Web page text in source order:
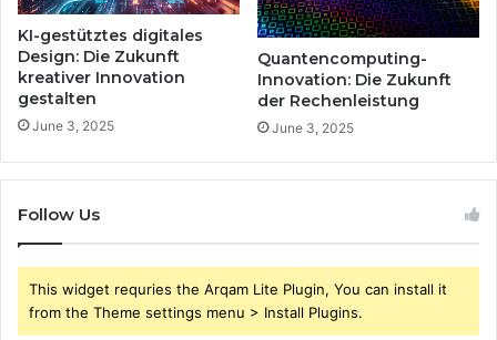
KI-gestütztes digitales
Design: Die Zukunft
kreativer Innovation
gestalten
June 3, 2025
Quantencomputing-
Innovation: Die Zukunft
der Rechenleistung
June 3, 2025
Follow Us
This widget requries the Arqam Lite Plugin, You can install it
from the Theme settings menu > Install Plugins.